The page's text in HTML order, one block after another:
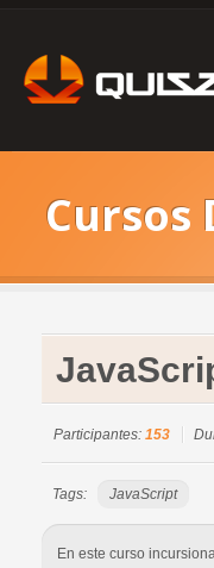
Cursos
Participantes: 153
Tags: JavaScript
En este curso